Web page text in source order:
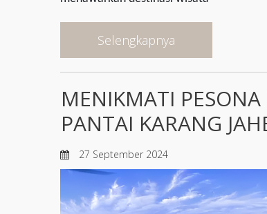
Selengkapnya
MENIKMATI
PANTAI KARANG
27 September 2024